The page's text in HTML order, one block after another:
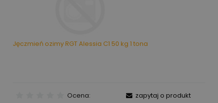
Jęczmień ozimy RGT Alessia C1 50 kg 1 tona
Ocena:
zapytaj o produkt